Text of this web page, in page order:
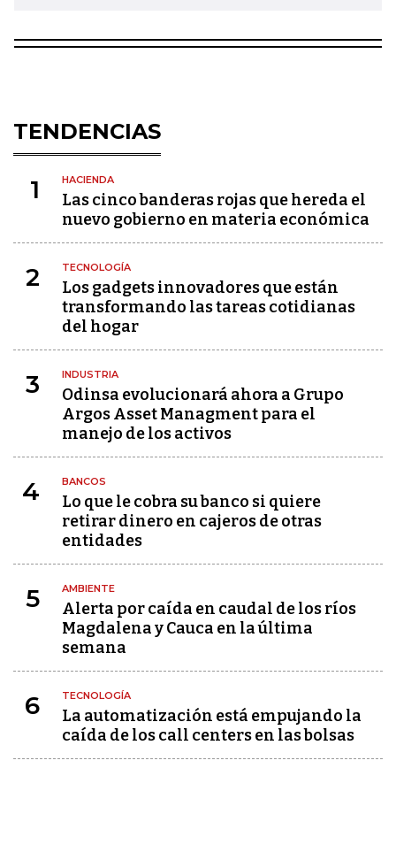
TENDENCIAS
1 HACIENDA
Las cinco banderas rojas que hereda el
nuevo gobierno en materia económica
2 TECNOLOGÍA
Los gadgets innovadores que están
transformando las tareas cotidianas
del hogar
3 INDUSTRIA
Odinsa evolucionará ahora a Grupo
Argos Asset Managment para el
manejo de los activos
4 BANCOS
Lo que le cobra su banco si quiere
retirar dinero en cajeros de otras
entidades
5 AMBIENTE
Alerta por caída en caudal de los ríos
Magdalena y Cauca en la última
semana
6 TECNOLOGÍA
La automatización está empujando la
caída de los call centers en las bolsas